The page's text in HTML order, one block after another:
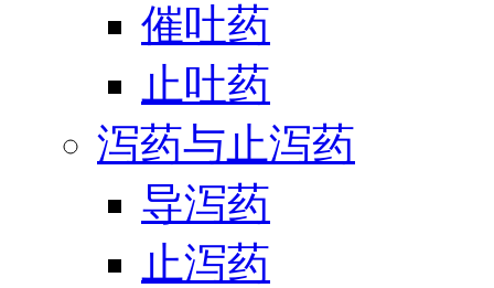
催吐药
止吐药
泻药与止泻药
导泻药
止泻药